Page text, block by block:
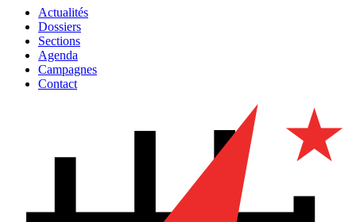
Actualités
Dossiers
Sections
Agenda
Campagnes
Contact